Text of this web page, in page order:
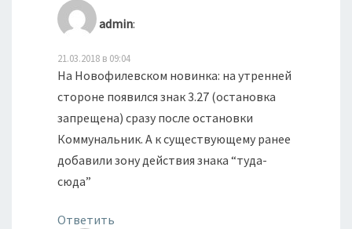
admin:
21.03.2018 в 09:04
На Новофилевском новинка: на утренней
стороне появился знак 3.27 (остановка
запрещена) сразу после остановки
Коммунальник. А к существующему ранее
добавили зону действия знака “туда-
сюда”
Ответить